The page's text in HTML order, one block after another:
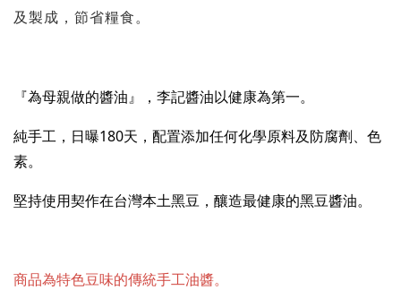
及製成，節省糧食。
『為母親做的醬油』，李記醬油以健康為第一。
純手工，日曝180天，配置添加任何化學原料及防腐劑、色
素。
堅持使用契作在台灣本土黑豆，釀造最健康的黑豆醬油。
商品為特色豆味的傳統手工油醬。